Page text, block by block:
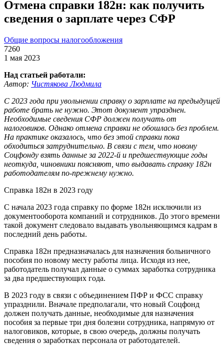
Отмена справки 182н: как получить
сведения о зарплате через СФР
Общие вопросы налогообложения
7260
1 мая 2023
Над статьей работали:
Автор: Чистякова Людмила
С 2023 года при увольнении справку о зарплате на предыдущей
работе брать не нужно. Этот документ упразднен.
Необходимые сведения СФР должен получать от
налоговиков. Однако отмена справки не обошлась без проблем.
На практике оказалось, что без этой справки пока
обходиться затруднительно. В связи с тем, что новому
Соцфонду взять данные за 2022-й и предшествующие годы
неоткуда, чиновники поясняют, что выдавать справку 182н
работодателям по-прежнему нужно.
Справка 182н в 2023 году
С начала 2023 года справку по форме 182н исключили из
документооборота компаний и сотрудников. До этого времени
такой документ следовало выдавать увольняющимся кадрам в
последний день работы.
Справка 182н предназначалась для назначения больничного
пособия по новому месту работы лица. Исходя из нее,
работодатель получал данные о суммах заработка сотрудника
за два предшествующих года.
В 2023 году в связи с объединением ПФР и ФСС справку
упразднили. Вначале предполагали, что новый Соцфонд
должен получать данные, необходимые для назначения
пособия за первые три дня болезни сотрудника, напрямую от
налоговиков, которые, в свою очередь, должны получать
сведения о заработках персонала от работодателей.